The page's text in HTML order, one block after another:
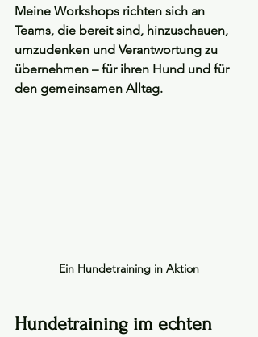
Meine Workshops richten sich an
Teams, die bereit sind, hinzuschauen,
umzudenken und Verantwortung zu
übernehmen – für ihren Hund und für
den gemeinsamen Alltag.
Ein Hundetraining in Aktion
Hundetraining im echten